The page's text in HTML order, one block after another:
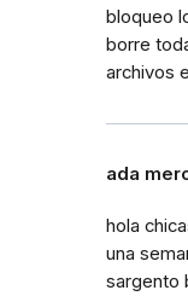
bloqueo
borre
archivos
ada
hola
una
sargento